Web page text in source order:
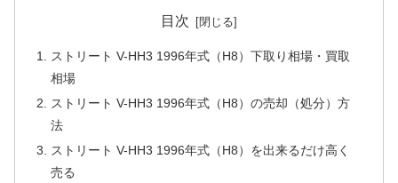
目次
ストリート V-HH3 1996年式（H8）下取り相場・買取
相場
ストリート V-HH3 1996年式（H8）の売却（処分）方
法
ストリート V-HH3 1996年式（H8）を出来るだけ高く
売る